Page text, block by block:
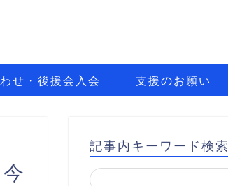
せ・後援会入会 支援のお願い
記事内キーワード検索